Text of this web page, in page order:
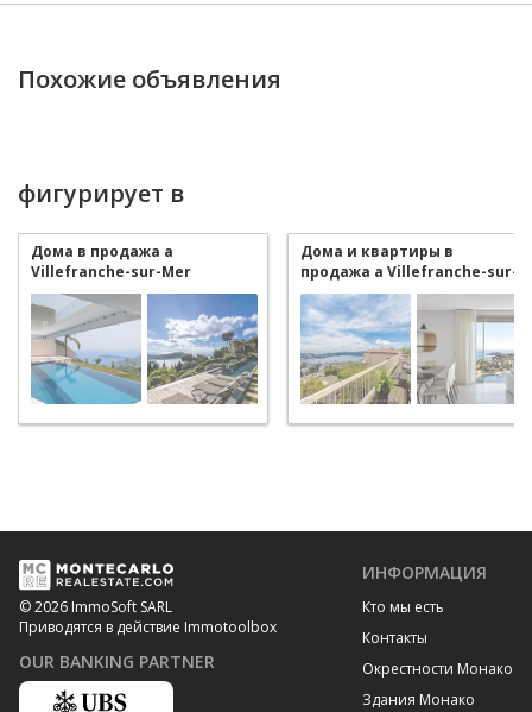
Похожие объявления
фигурирует в
Дома в продажа a
Villefranche-sur-Mer
Дома и квартиры в
продажа a Villefranche-sur-
Mer
© 2026 ImmoSoft SARL
Приводятся в действие Immotoolbox
OUR BANKING PARTNER
ИНФОРМАЦИЯ
Кто мы есть
Контакты
Окрестности Монако
Здания Монако